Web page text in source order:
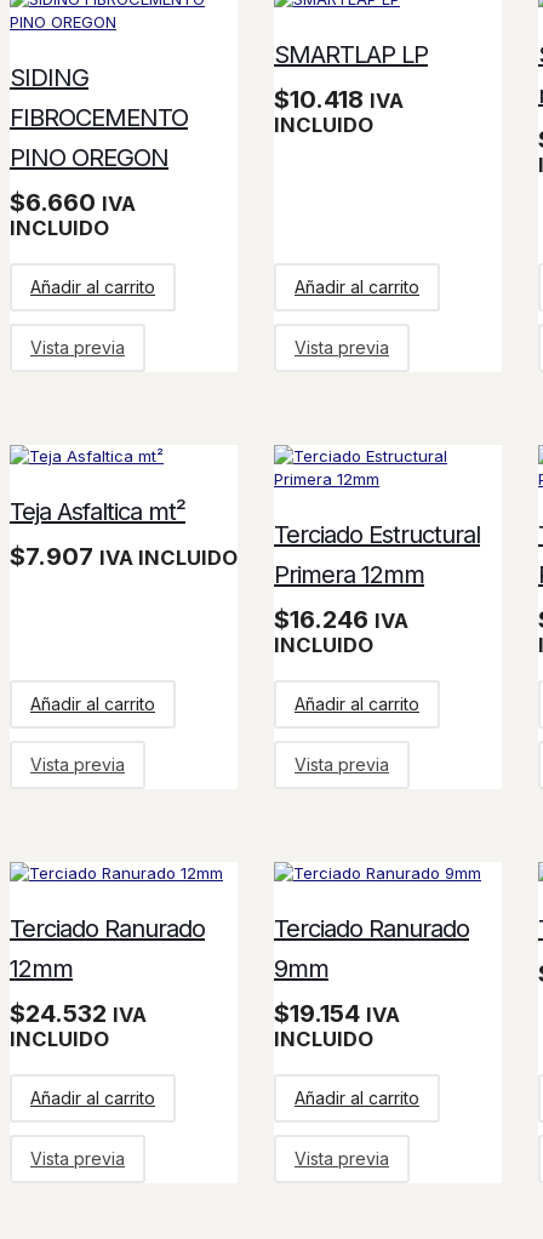
SIDING
FIBROCEMENTO
PINO OREGON
$6.660 IVA
INCLUIDO
Añadir al carrito
Vista previa
SMARTLAP LP
$10.418 IVA
INCLUIDO
Añadir al carrito
Vista previa
Teja Asfaltica mt²
$7.907 IVA INCLUIDO
Añadir al carrito
Vista previa
Terciado Estructural
Primera 12mm
$16.246 IVA
INCLUIDO
Añadir al carrito
Vista previa
Terciado Ranurado
12mm
$24.532 IVA
INCLUIDO
Añadir al carrito
Vista previa
Terciado Ranurado
9mm
$19.154 IVA
INCLUIDO
Añadir al carrito
Vista previa